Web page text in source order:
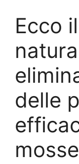
Ecco
delle
mosse